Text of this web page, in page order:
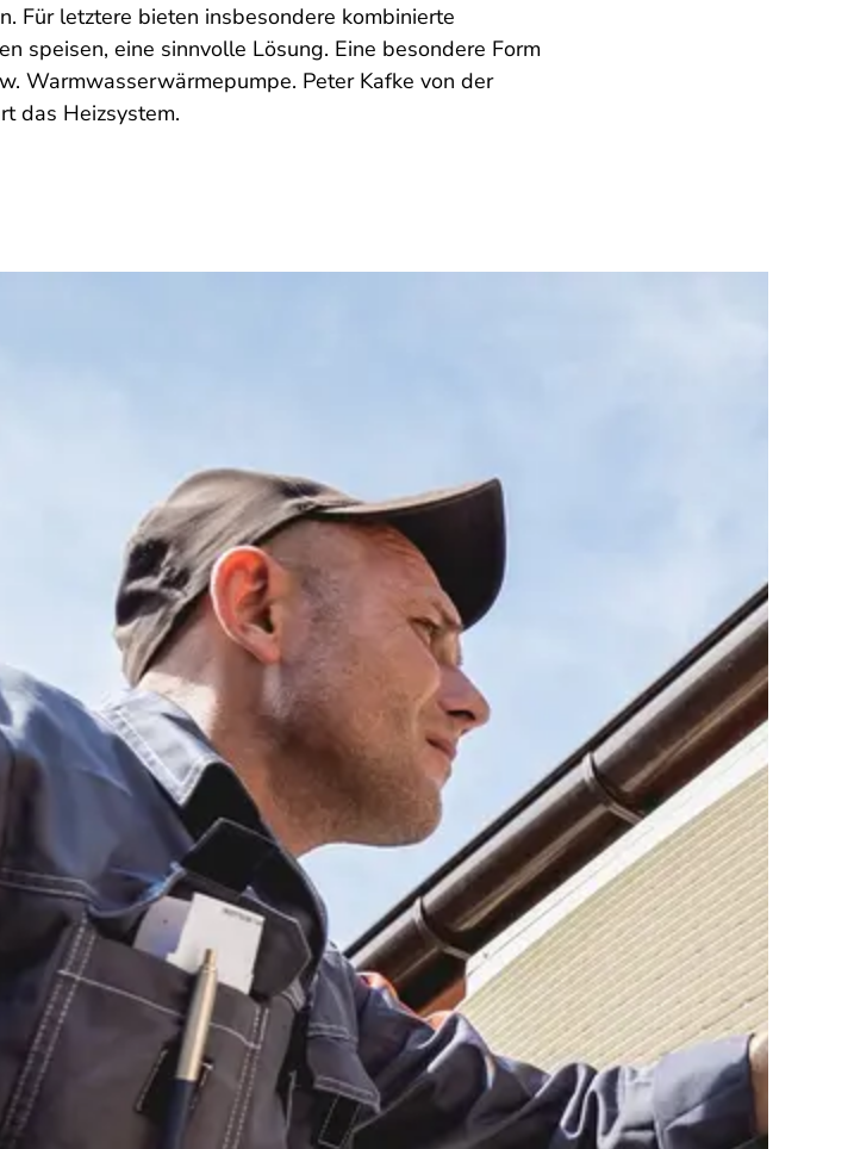
Für letztere bieten insbesondere kombinierte
speisen, eine sinnvolle Lösung. Eine besondere Form
Warmwasserwärmepumpe. Peter Kafke von der
das Heizsystem.